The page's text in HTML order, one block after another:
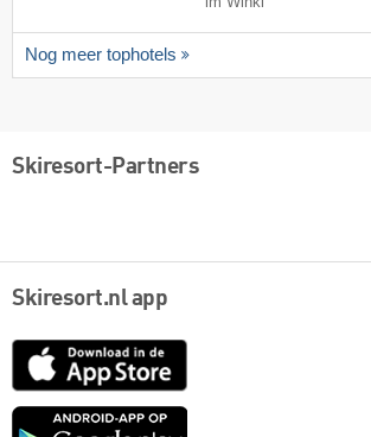
Nog meer tophotels
Skiresort-Partners
Skiresort.nl app
App
Google